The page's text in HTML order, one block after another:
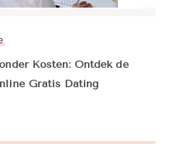
Kosten: Ontdek de
Gratis Dating